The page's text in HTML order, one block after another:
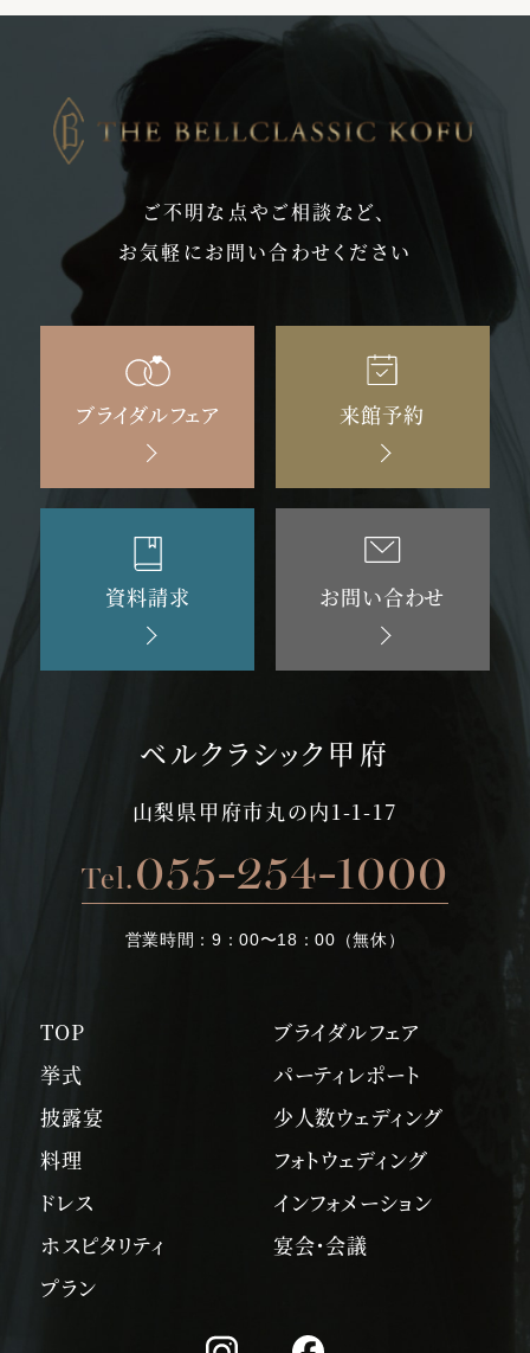
ご不明な点やご相談など、
お気軽にお問い合わせください
ブライダルフェア 来館予約
資料請求 お問い合わせ
ベルクラシック甲府
山梨県甲府市丸の内1-1-17
Tel.055-254-1000
営業時間： 9：00〜18：00（無休）
TOP
挙式
披露宴
料理
ドレス
ホスピタリティ
プラン
ブライダルフェア
パーティレポート
少人数ウェディング
フォトウェディング
インフォメーション
宴会・会議